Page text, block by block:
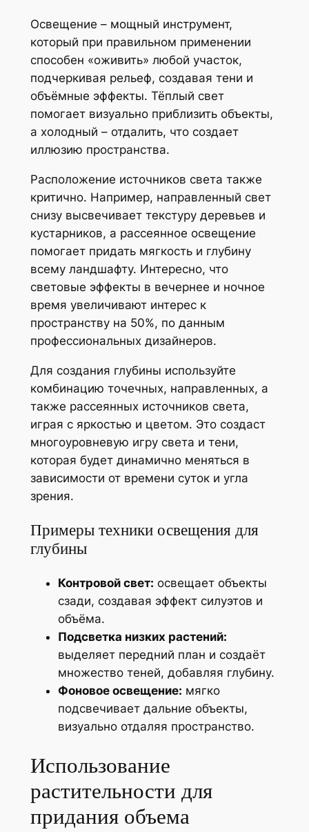
Освещение – мощный инструмент,
который при правильном применении
способен «оживить» любой участок,
подчеркивая рельеф, создавая тени и
объёмные эффекты. Тёплый свет
помогает визуально приблизить объекты,
а холодный – отдалить, что создает
иллюзию пространства.
Расположение источников света также
критично. Например, направленный свет
снизу высвечивает текстуру деревьев и
кустарников, а рассеянное освещение
помогает придать мягкость и глубину
всему ландшафту. Интересно, что
световые эффекты в вечернее и ночное
время увеличивают интерес к
пространству на 50%, по данным
профессиональных дизайнеров.
Для создания глубины используйте
комбинацию точечных, направленных, а
также рассеянных источников света,
играя с яркостью и цветом. Это создаст
многоуровневую игру света и тени,
которая будет динамично меняться в
зависимости от времени суток и угла
зрения.
Примеры техники освещения для
глубины
Контровой свет: освещает объекты
сзади, создавая эффект силуэтов и
объёма.
Подсветка низких растений:
выделяет передний план и создаёт
множество теней, добавляя глубину.
Фоновое освещение: мягко
подсвечивает дальние объекты,
визуально отдаляя пространство.
Использование
растительности для
придания объема